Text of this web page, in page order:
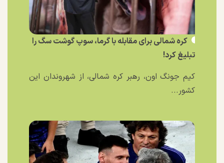
کره شمالی برای مقابله با گرما، سوپ گوشت سگ را
تبلیغ کرد!
کیم جونگ اون، رهبر کره شمالی، از شهروندان این
کشور...